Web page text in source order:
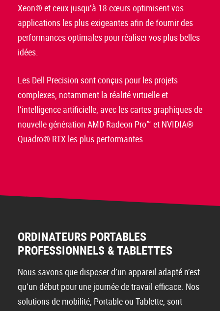
Xeon® et ceux jusqu’à 18 cœurs optimisent vos
applications les plus exigeantes afin de fournir des
performances optimales pour réaliser vos plus belles
idées.
Les Dell Precision sont conçus pour les projets
complexes, notamment la réalité virtuelle et
l’intelligence artificielle, avec les cartes graphiques de
nouvelle génération AMD Radeon Pro™ et NVIDIA®
Quadro® RTX les plus performantes.
ORDINATEURS PORTABLES
PROFESSIONNELS & TABLETTES
Nous savons que disposer d’un appareil adapté n’est
qu’un début pour une journée de travail efficace. Nos
solutions de mobilité, Portable ou Tablette, sont